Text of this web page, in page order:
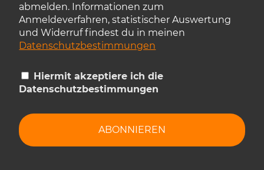
abmelden. Informationen zum
Anmeldeverfahren, statistischer Auswertung
und Widerruf findest du in meinen
Datenschutzbestimmungen
Hiermit akzeptiere ich die
Datenschutzbestimmungen